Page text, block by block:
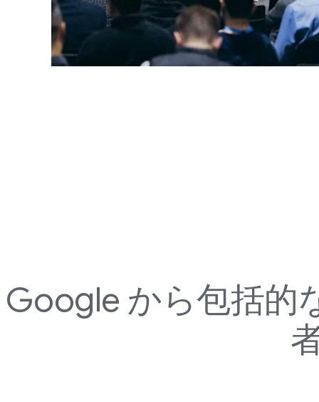
Google から​包括的